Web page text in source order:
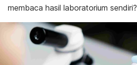
membaca hasil laboratorium sendiri?